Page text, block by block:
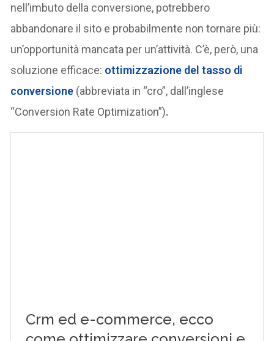
nell’imbuto della conversione, potrebbero
abbandonare il sito e probabilmente non tornare più:
un’opportunità mancata per un’attività. C’è, però, una
soluzione efficace: ottimizzazione del tasso di
conversione (abbreviata in “cro”, dall’inglese
“Conversion Rate Optimization”).